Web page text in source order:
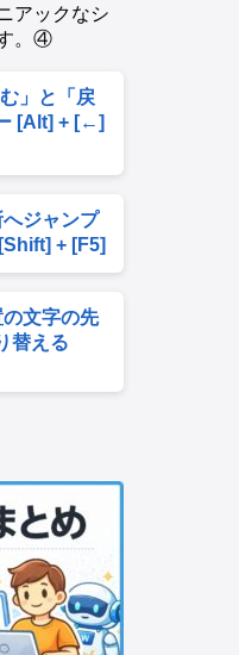
アックなシ
。④
」と「戻
[Alt] + [←]
へジャンプ
+ [F5]
の文字の先
替える